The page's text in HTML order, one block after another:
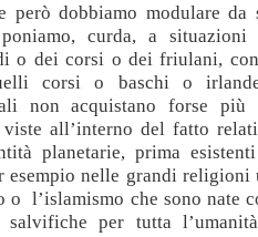
però dobbiamo modulare da
curda, a situazioni
o dei corsi o dei friulani,
corsi o baschi o
non acquistano forse più
all’interno del fatto
planetarie, prima
esempio nelle grandi religioni
o l’islamismo che sono nate
salvifiche per tutta